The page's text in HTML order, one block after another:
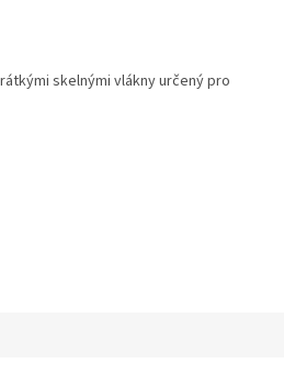
skelnými vlákny určený pro